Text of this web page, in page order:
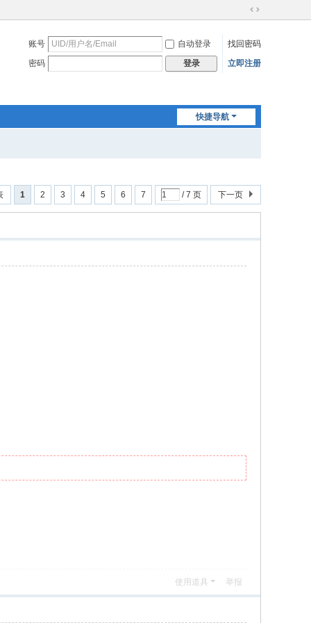
切
到
宽
账号 自动登录
找回密码
密码
登录 立即注册
快捷导航
1 2 3 4 5 6 7 / 7 页 下一页
使用道具 举报